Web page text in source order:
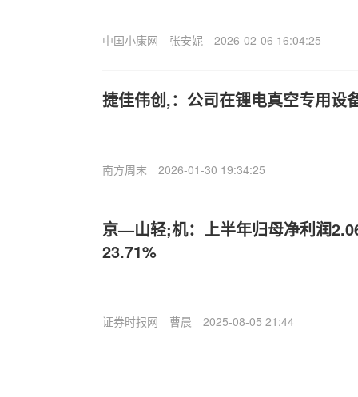
中国小康网 张安妮 2026-02-06 16:04:25
捷佳伟创,：公司在锂电真空专用设
南方周末 2026-01-30 19:34:25
京—山轻;机：上半年归母净利润
23.71%
证券时报网 曹晨 2025-08-05 21:44